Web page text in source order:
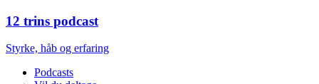
12 trins podcast
Styrke, håb og erfaring
Podcasts